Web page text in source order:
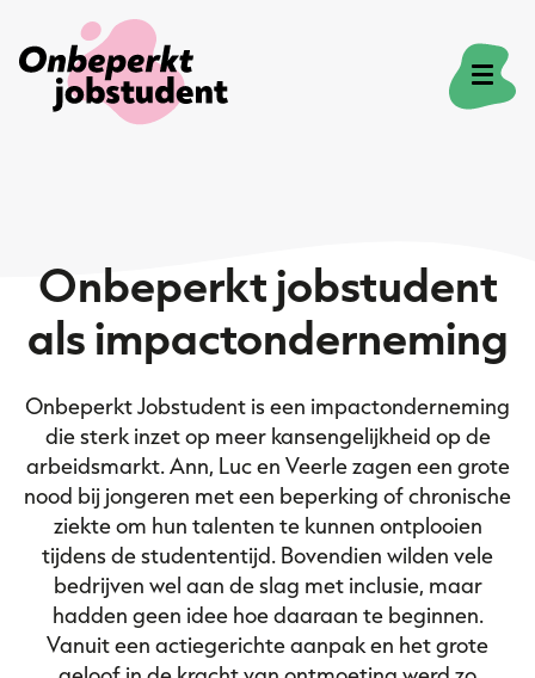
Voor studenten
Voor bedrijven
Veelgestelde vragen
Mijn OJS
Over Onbeperkt Jobstudent
Onbeperkt jobstudent
als impactonderneming
Onbeperkt Jobstudent is een impactonderneming
die sterk inzet op meer kansengelijkheid op de
arbeidsmarkt. Ann, Luc en Veerle zagen een grote
nood bij jongeren met een beperking of chronische
ziekte om hun talenten te kunnen ontplooien
tijdens de studententijd. Bovendien wilden vele
bedrijven wel aan de slag met inclusie, maar
hadden geen idee hoe daaraan te beginnen.
Vanuit een actiegerichte aanpak en het grote